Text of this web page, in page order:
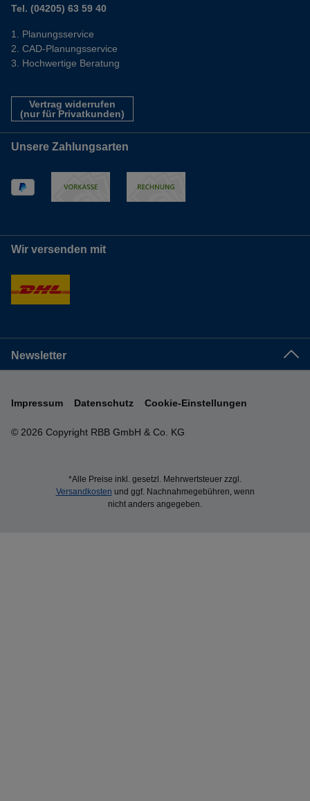
Tel. (04205) 63 59 40
Planungsservice
CAD-Planungsservice
Hochwertige Beratung
Vertrag widerrufen
(nur für Privatkunden)
Unsere Zahlungsarten
Wir versenden mit
Newsletter
© 2026 Copyright RBB GmbH & Co. KG
Impressum Datenschutz Cookie-Einstellungen
*Alle Preise inkl. gesetzl. Mehrwertsteuer zzgl.
Versandkosten und ggf. Nachnahmegebühren, wenn
nicht anders angegeben.